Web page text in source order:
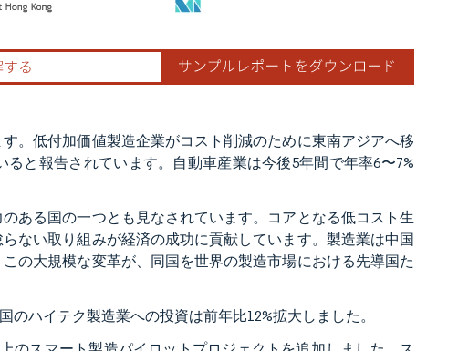
。低付加価値製造企業がコスト削減のために東南アジアへ移
と報告されています。自動車産業は今後5年間で年率6〜7%
ある国の一つとも見なされています。コアとなる低コスト生
ない取り組みが経済の成功に貢献しています。製造業は中国
の大規模な変革が、同国を世界の製造市場における先導国た
ハイテク製造業への投資は前年比12%拡大しました。